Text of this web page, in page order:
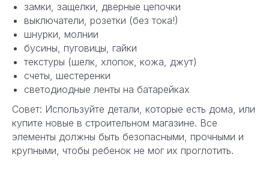
замки, защелки, дверные цепочки
выключатели, розетки (без тока!)
шнурки, молнии
бусины, пуговицы, гайки
текстуры (шелк, хлопок, кожа, джут)
счеты, шестеренки
светодиодные ленты на батарейках
Совет: Используйте детали, которые есть дома, или
купите новые в строительном магазине. Все
элементы должны быть безопасными, прочными и
крупными, чтобы ребенок не мог их проглотить.